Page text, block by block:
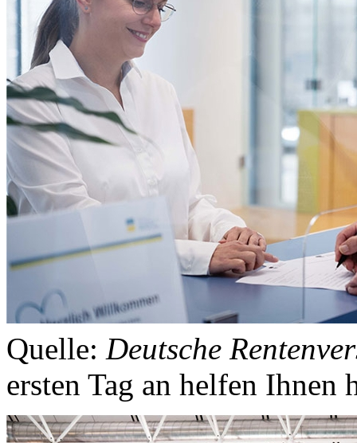
Quelle: Deutsche
ersten Tag an helfen Ihnen